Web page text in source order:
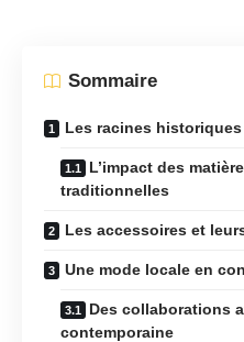
Sommaire
Les racines
L’impact des
traditionnelles
Les accessoires et
Une mode locale en
Des collaborations
contemporaine